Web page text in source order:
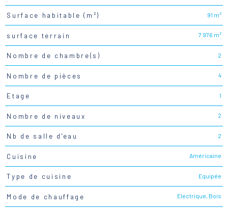
Surface habitable (m²) 91 m²
surface terrain 7 976 m²
Nombre de chambre(s) 2
Nombre de pièces 4
Etage 1
Nombre de niveaux 2
Nb de salle d'eau 2
Cuisine Américaine
Type de cuisine Equipée
Mode de chauffage Electrique, Bois